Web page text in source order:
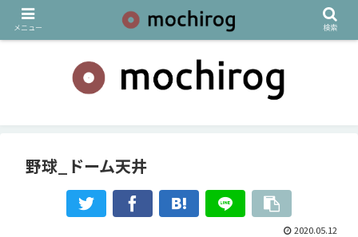
野球_ドーム天井
2020.05.12
メニュー 検索